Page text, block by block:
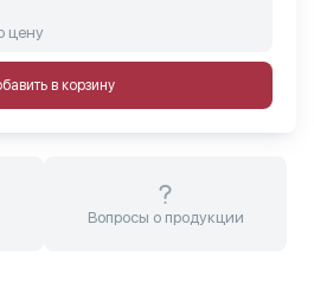
цену
в корзину
Вопросы о продукции